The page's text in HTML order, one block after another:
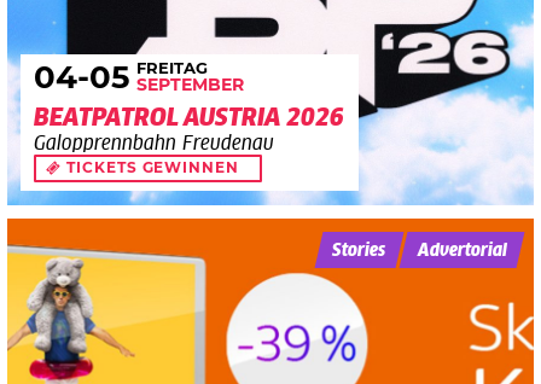
04-05 FREITAG
SEPTEMBER
BEATPATROL AUSTRIA 2026
Galopprennbahn Freudenau
TICKETS GEWINNEN
Stories Advertorial